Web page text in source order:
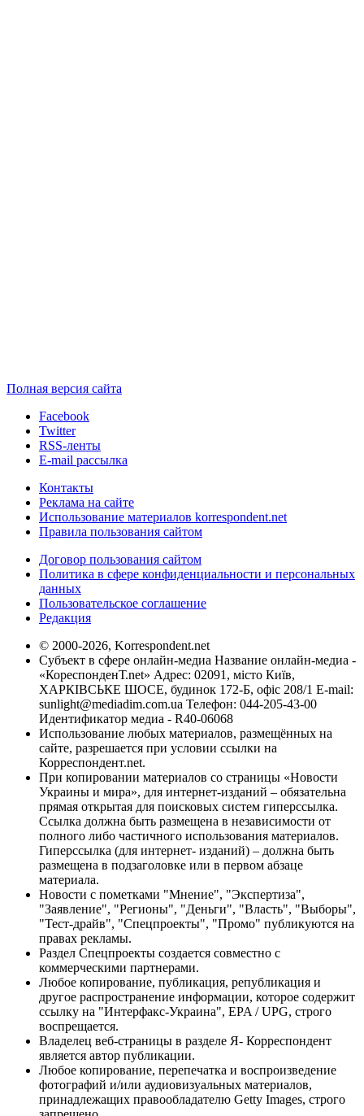
Полная версия сайта
Facebook
Twitter
RSS-ленты
E-mail рассылка
Контакты
Реклама на сайте
Использование материалов korrespondent.net
Правила пользования сайтом
Договор пользования сайтом
Политика в сфере конфиденциальности и персональных
данных
Пользовательское соглашение
Редакция
© 2000-2026, Korrespondent.net
Субъект в сфере онлайн-медиа Название онлайн-медиа -
«КореспонденТ.net» Адрес: 02091, місто Київ,
ХАРКІВСЬКЕ ШОСЕ, будинок 172-Б, офіс 208/1 E-mail:
sunlight@mediadim.com.ua Телефон: 044-205-43-00
Идентификатор медиа - R40-06068
Использование любых материалов, размещённых на
сайте, разрешается при условии ссылки на
Корреспондент.net.
При копировании материалов со страницы «Новости
Украины и мира», для интернет-изданий – обязательна
прямая открытая для поисковых систем гиперссылка.
Ссылка должна быть размещена в независимости от
полного либо частичного использования материалов.
Гиперссылка (для интернет- изданий) – должна быть
размещена в подзаголовке или в первом абзаце
материала.
Новости с пометками "Мнение", "Экспертиза",
"Заявление", "Регионы", "Деньги", "Власть", "Выборы",
"Тест-драйв", "Спецпроекты", "Промо" публикуются на
правах рекламы.
Раздел Спецпроекты создается совместно с
коммерческими партнерами.
Любое копирование, публикация, републикация и
другое распространение информации, которое содержит
ссылку на "Интерфакс-Украина", EPA / UPG, строго
воспрещается.
Владелец веб-страницы в разделе Я- Корреспондент
является автор публикации.
Любое копирование, перепечатка и воспроизведение
фотографий и/или аудиовизуальных материалов,
принадлежащих правообладателю Getty Images, строго